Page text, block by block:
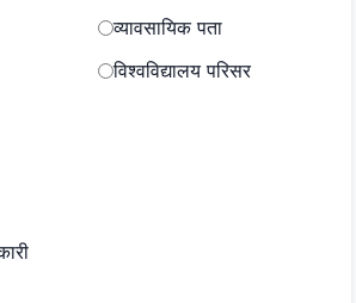
व्यावसायिक पता
विश्वविद्यालय परिसर